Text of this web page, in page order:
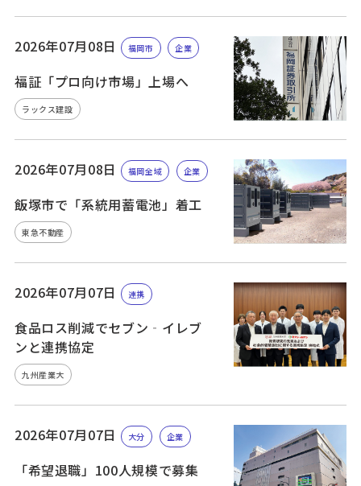
2026年07月08日 福岡市 企業
福証「プロ向け市場」上場へ
ラックス建設
2026年07月08日 福岡全域 企業
飯塚市で「系統用蓄電池」着工
東急不動産
2026年07月07日 連携
食品ロス削減でセブン‐イレブ
ンと連携協定
九州産業大
2026年07月07日 大分 企業
「希望退職」100人規模で募集